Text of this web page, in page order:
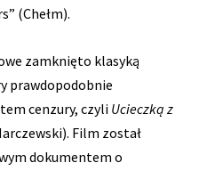
(Chełm).
zamknięto klasyką
prawdopodobnie
cenzury, czyli Ucieczką z
Film został
dokumentem o